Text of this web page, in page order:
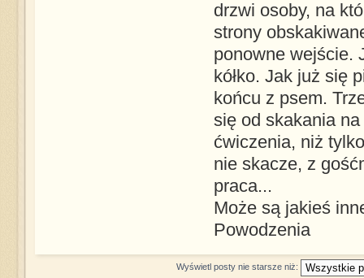
drzwi osoby, na
strony
ponowne wejście.
kółko. Jak już się
końcu z psem.
się od skakania
ćwiczenia, niż
nie skacze, z
praca...
Może są jakieś
Powodzenia
Wyświetl posty nie starsze niż: